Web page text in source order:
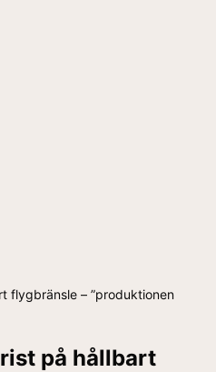
flygbränsle – ”produktionen
på hållbart